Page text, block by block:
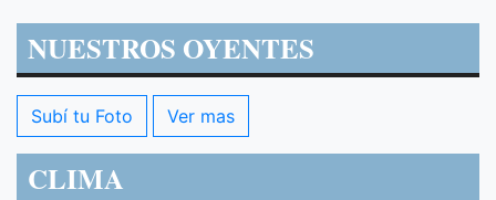
NUESTROS OYENTES
Subí tu Foto Ver mas
CLIMA